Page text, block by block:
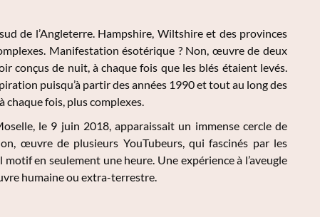
de l’Angleterre. Hampshire, Wiltshire et des provinces
Manifestation ésotérique ? Non, œuvre de deux
conçus de nuit, à chaque fois que les blés étaient levés.
puisqu’à partir des années 1990 et tout au long des
fois, plus complexes.
le 9 juin 2018, apparaissait un immense cercle de
œuvre de plusieurs YouTubeurs, qui fascinés par les
en seulement une heure. Une expérience à l’aveugle
humaine ou extra-terrestre.